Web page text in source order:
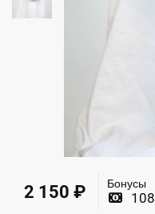
2 150 ₽ Бонусы
108